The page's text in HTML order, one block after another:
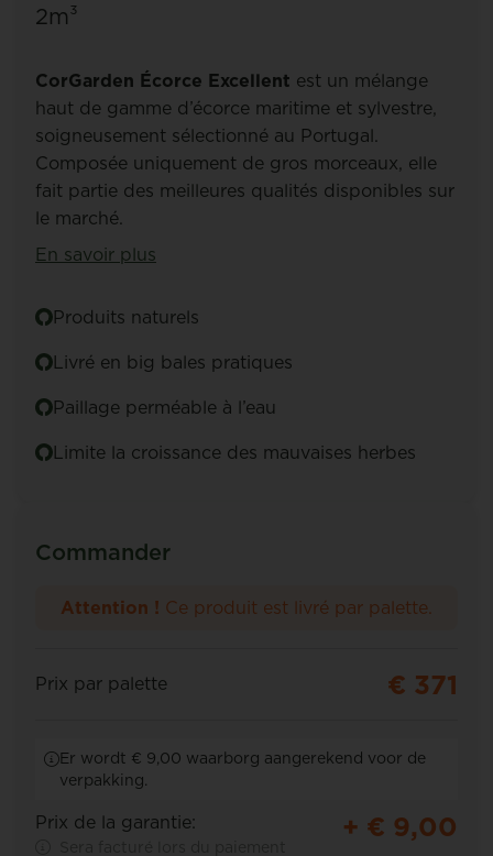
2m³
CorGarden Écorce Excellent est un mélange
haut de gamme d’écorce maritime et sylvestre,
soigneusement sélectionné au Portugal.
Composée uniquement de gros morceaux, elle
fait partie des meilleures qualités disponibles sur
le marché.
En savoir plus
Produits naturels
Livré en big bales pratiques
Paillage perméable à l’eau
Limite la croissance des mauvaises herbes
Commander
Attention ! Ce produit est livré par palette.
Prix par palette € 371
Er wordt € 9,00 waarborg aangerekend voor de
verpakking.
Prix de la garantie: + € 9,00